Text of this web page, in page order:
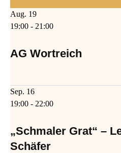
Aug. 19
19:00 - 21:00
AG Wortreich
Sep. 16
19:00 - 22:00
„Schmaler Grat“ –
Schäfer